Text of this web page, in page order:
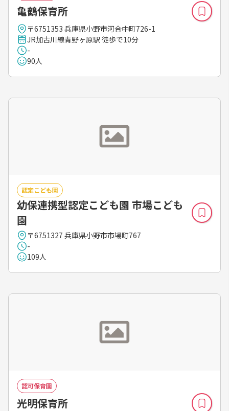
亀鶴保育所
〒6751353 兵庫県小野市河合中町726-1
JR加古川線青野ヶ原駅 徒歩で10分
-
90人
認定こども園
幼保連携型認定こども園 市場こども
園
〒6751327 兵庫県小野市市場町767
-
109人
認可保育園
光明保育所